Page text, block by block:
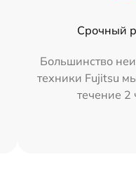
Срочный
Большинство
техники Fujitsu
течение 2